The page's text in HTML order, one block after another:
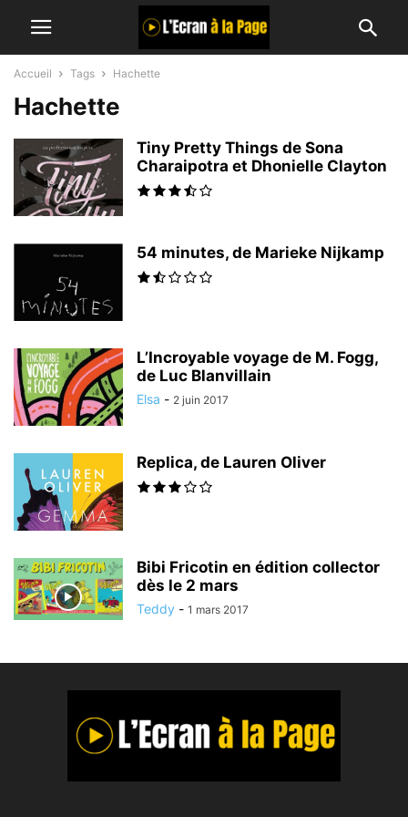
Accueil Tags Hachette
Hachette
Tiny Pretty Things de Sona
Charaipotra et Dhonielle Clayton
54 minutes, de Marieke Nijkamp
L’Incroyable voyage de M. Fogg,
de Luc Blanvillain
Elsa - 2 juin 2017
Replica, de Lauren Oliver
Bibi Fricotin en édition collector
dès le 2 mars
Teddy - 1 mars 2017